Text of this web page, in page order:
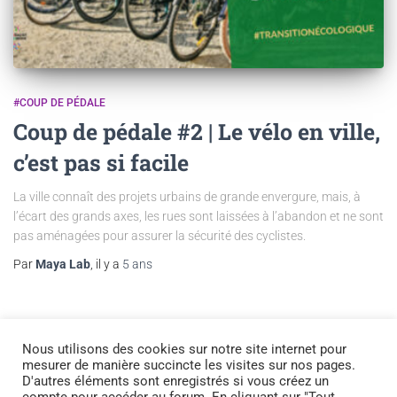
#COUP DE PÉDALE
Coup de pédale #2 | Le vélo en ville,
c’est pas si facile
La ville connaît des projets urbains de grande envergure, mais, à
l’écart des grands axes, les rues sont laissées à l’abandon et ne sont
pas aménagées pour assurer la sécurité des cyclistes.
Par Maya Lab , il y a 5 ans
Nous utilisons des cookies sur notre site internet pour
mesurer de manière succincte les visites sur nos pages.
D'autres éléments sont enregistrés si vous créez un